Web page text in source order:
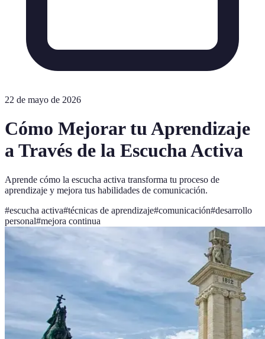
22 de mayo de 2026
Cómo Mejorar tu Aprendizaje
a Través de la Escucha Activa
Aprende cómo la escucha activa transforma tu proceso de
aprendizaje y mejora tus habilidades de comunicación.
#escucha activa#técnicas de aprendizaje#comunicación#desarrollo
personal#mejora continua